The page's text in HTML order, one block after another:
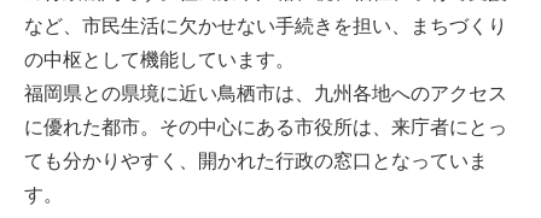
など、市民生活に欠かせない手続きを担い、まちづくり
の中枢として機能しています。
福岡県との県境に近い鳥栖市は、九州各地へのアクセス
に優れた都市。その中心にある市役所は、来庁者にとっ
ても分かりやすく、開かれた行政の窓口となっていま
す。